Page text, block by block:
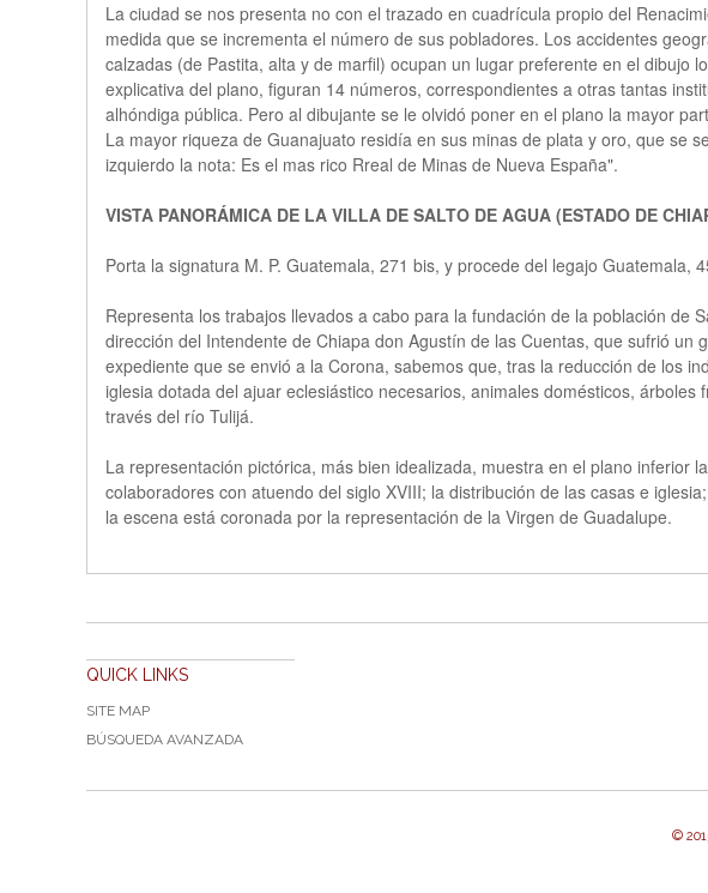
La ciudad se nos presenta no con el trazado en cuadrícula propio del
medida que se incrementa el número de sus pobladores. Los accidentes
calzadas (de Pastita, alta y de marfil) ocupan un lugar preferente en el dibujo
explicativa del plano, figuran 14 números, correspondientes a otras tantas
alhóndiga pública. Pero al dibujante se le olvidó poner en el plano la mayor
La mayor riqueza de Guanajuato residía en sus minas de plata y oro, que se
izquierdo la nota: Es el mas rico Rreal de Minas de Nueva España".
VISTA PANORÁMICA DE LA VILLA DE SALTO DE AGUA (ESTADO DE
Porta la signatura M. P. Guatemala, 271 bis, y procede del legajo
Representa los trabajos llevados a cabo para la fundación de la población
dirección del Intendente de Chiapa don Agustín de las Cuentas, que sufrió
expediente que se envió a la Corona, sabemos que, tras la reducción de los
iglesia dotada del ajuar eclesiástico necesarios, animales domésticos,
través del río Tulijá.
La representación pictórica, más bien idealizada, muestra en el plano
colaboradores con atuendo del siglo XVIII; la distribución de las casas e
la escena está coronada por la representación de la Virgen de Guadalupe.
QUICK LINKS
SITE MAP
BÚSQUEDA AVANZADA
©